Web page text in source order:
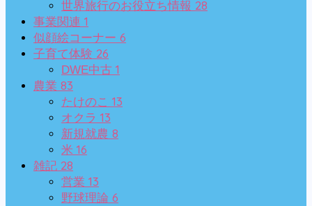
世界旅行のお役立ち情報 28
事業関連 1
似顔絵コーナー 6
子育て体験 26
DWE中古 1
農業 83
たけのこ 13
オクラ 13
新規就農 8
米 16
雑記 28
営業 13
野球理論 6